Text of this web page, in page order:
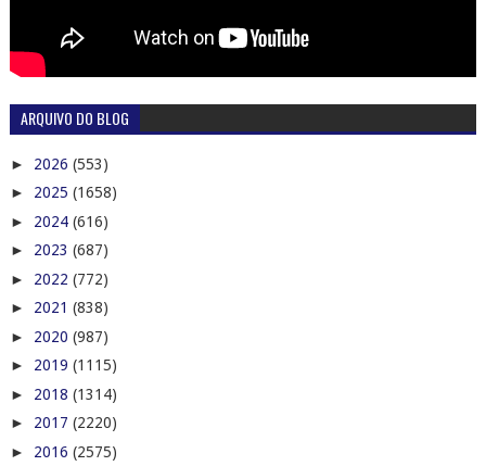
ARQUIVO DO BLOG
► 2026 (553)
► 2025 (1658)
► 2024 (616)
► 2023 (687)
► 2022 (772)
► 2021 (838)
► 2020 (987)
► 2019 (1115)
► 2018 (1314)
► 2017 (2220)
► 2016 (2575)